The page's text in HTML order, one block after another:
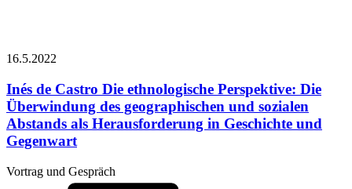
16.5.2022
Inés de Castro Die ethnologische Perspektive: Die
Überwindung des geographischen und sozialen
Abstands als Herausforderung in Geschichte und
Gegenwart
Vortrag und Gespräch